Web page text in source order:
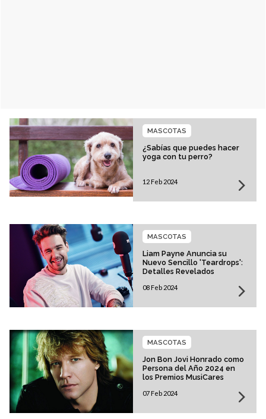
¿Sabías que puedes hacer
yoga con tu perro?
MASCOTAS
12 Feb 2024
Liam Payne Anuncia su
Nuevo Sencillo 'Teardrops':
Detalles Revelados
MASCOTAS
08 Feb 2024
Jon Bon Jovi Honrado como
Persona del Año 2024 en
los Premios MusiCares
MASCOTAS
07 Feb 2024